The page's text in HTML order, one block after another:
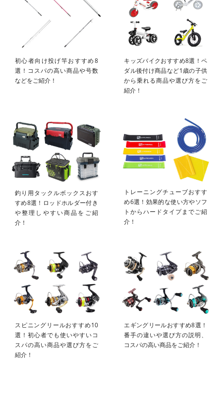
初心者向け投げ竿おすすめ8
選！コスパの高い商品や号数
などをご紹介！
キッズバイクおすすめ8選！ペ
ダル後付け商品など1歳の子供
から乗れる商品や選び方をご
紹介！
釣り用タックルボックスおす
すめ8選！ロッドホルダー付き
や整理しやすい商品をご紹
介！
トレーニングチューブおすす
め6選！効果的な使い方やソフ
トからハードタイプまでご紹
介！
スピニングリールおすすめ10
選！初心者でも使いやすいコ
スパの高い商品や選び方をご
紹介！
エギングリールおすすめ8選！
番手の違いや選び方の説明、
コスパの高い商品をご紹介！